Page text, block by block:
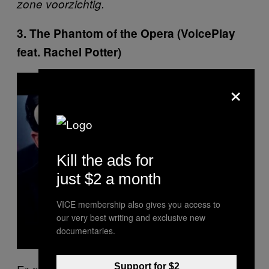
zone voorzichtig.
3. The Phantom of the Opera (VoicePlay
feat. Rachel Potter)
a
o
×
Kill the ads for
just $2 a month
VICE membership also gives you access to
our very best writing and exclusive new
documentaries.
Support for $2